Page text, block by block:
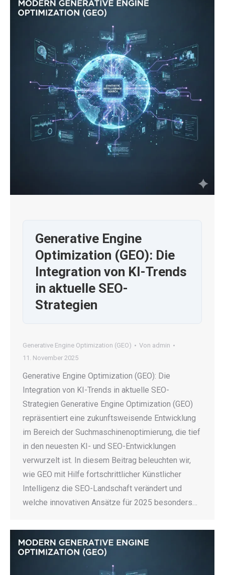
Generative Engine
Optimization (GEO): Die
Integration von KI-Trends
in aktuelle SEO-
Strategien
Generative Engine Optimization (GEO) Von admin
11. November 2025
Generative Engine Optimization (GEO): Die
Integration von KI-Trends in aktuelle SEO-
Strategien Generative Engine Optimization (GEO)
repräsentiert eine zukunftsweisende Entwicklung
im Bereich der Suchmaschinenoptimierung, die tief
in den neuesten KI- und SEO-Entwicklungen
verwurzelt ist. In diesem Beitrag beleuchten wir,
wie GEO mit Hilfe fortschrittlicher Künstlicher
Intelligenz die SEO-Landschaft verändert und
welche innovativen Ansätze für 2025 besonders…